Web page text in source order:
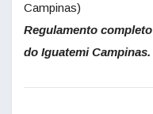
Campinas)
Regulamento
do Iguatemi Campinas.